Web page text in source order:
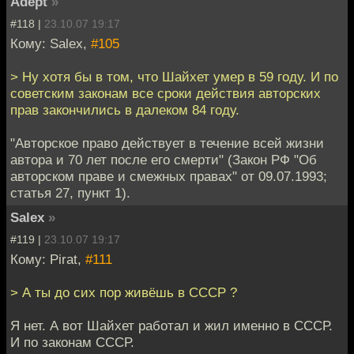
#118 | 23.10.07 19:17
Кому: Salex, #105
> Ну хотя бы в том, что Шайхет умер в 59 году. И по
советским законам все сроки действия авторских
прав закончились в далеком 84 году.
"Авторское право действует в течение всей жизни
автора и 70 лет после его смерти" (Закон РФ "Об
авторском праве и смежных правах" от 09.07.1993;
статья 27, пункт 1).
Salex »
#119 | 23.10.07 19:17
Кому: Pirat, #111
> А ты до сих пор живёшь в СССР ?
Я нет. А вот Шайхет работал и жил именно в СССР.
И по законам СССР.